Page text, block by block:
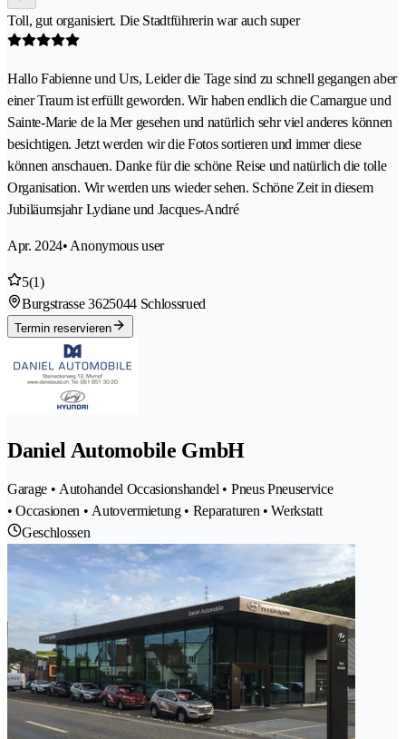
Toll, gut organisiert. Die Stadtführerin war auch super
Hallo Fabienne und Urs, Leider die Tage sind zu schnell gegangen aber
einer Traum ist erfüllt geworden. Wir haben endlich die Camargue und
Sainte-Marie de la Mer gesehen und natürlich sehr viel anderes können
besichtigen. Jetzt werden wir die Fotos sortieren und immer diese
können anschauen. Danke für die schöne Reise und natürlich die tolle
Organisation. Wir werden uns wieder sehen. Schöne Zeit in diesem
Jubiläumsjahr Lydiane und Jacques-André
Apr. 2024• Anonymous user
5(1)
Burgstrasse 3625044 Schlossrued
Termin reservieren
Daniel Automobile GmbH
Garage • Autohandel Occasionshandel • Pneus Pneuservice
• Occasionen • Autovermietung • Reparaturen • Werkstatt
Geschlossen